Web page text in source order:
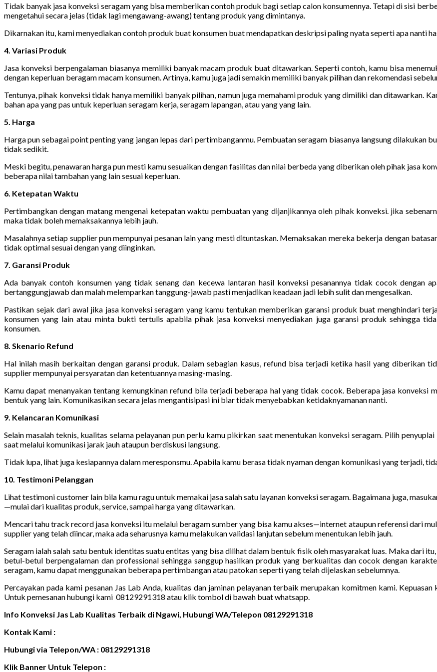
Tidak banyak jasa konveksi seragam yang bisa memberikan contoh produk bagi setiap calon konsumennya. Tetapi di sisi
mengetahui secara jelas (tidak lagi mengawang-awang) tentang produk yang dimintanya.
Dikarnakan itu, kami menyediakan contoh produk buat konsumen buat mendapatkan deskripsi paling nyata seperti apa nanti
4. Variasi Produk
Jasa konveksi berpengalaman biasanya memiliki banyak macam produk buat ditawarkan. Seperti contoh, kamu bisa
dengan keperluan beragam macam konsumen. Artinya, kamu juga jadi semakin memiliki banyak pilihan dan rekomendasi
Tentunya, pihak konveksi tidak hanya memiliki banyak pilihan, namun juga memahami produk yang dimiliki dan ditawarkan.
bahan apa yang pas untuk keperluan seragam kerja, seragam lapangan, atau yang yang lain.
5. Harga
Harga pun sebagai point penting yang jangan lepas dari pertimbanganmu. Pembuatan seragam biasanya langsung dilakukan
tidak sedikit.
Meski begitu, penawaran harga pun mesti kamu sesuaikan dengan fasilitas dan nilai berbeda yang diberikan oleh pihak jasa
beberapa nilai tambahan yang lain sesuai keperluan.
6. Ketepatan Waktu
Pertimbangkan dengan matang mengenai ketepatan waktu pembuatan yang dijanjikannya oleh pihak konveksi. jika
maka tidak boleh memaksakannya lebih jauh.
Masalahnya setiap supplier pun mempunyai pesanan lain yang mesti dituntaskan. Memaksakan mereka bekerja dengan
tidak optimal sesuai dengan yang diinginkan.
7. Garansi Produk
Ada banyak contoh konsumen yang tidak senang dan kecewa lantaran hasil konveksi pesanannya tidak cocok dengan
bertanggungjawab dan malah melemparkan tanggung-jawab pasti menjadikan keadaan jadi lebih sulit dan mengesalkan.
Pastikan sejak dari awal jika jasa konveksi seragam yang kamu tentukan memberikan garansi produk buat menghindari
konsumen yang lain atau minta bukti tertulis apabila pihak jasa konveksi menyediakan juga garansi produk sehingga
konsumen.
8. Skenario Refund
Hal inilah masih berkaitan dengan garansi produk. Dalam sebagian kasus, refund bisa terjadi ketika hasil yang diberikan
supplier mempunyai persyaratan dan ketentuannya masing-masing.
Kamu dapat menanyakan tentang kemungkinan refund bila terjadi beberapa hal yang tidak cocok. Beberapa jasa
bentuk yang lain. Komunikasikan secara jelas mengantisipasi ini biar tidak menyebabkan ketidaknyamanan nanti.
9. Kelancaran Komunikasi
Selain masalah teknis, kualitas selama pelayanan pun perlu kamu pikirkan saat menentukan konveksi seragam. Pilih
saat melalui komunikasi jarak jauh ataupun berdiskusi langsung.
Tidak lupa, lihat juga kesiapannya dalam meresponsmu. Apabila kamu berasa tidak nyaman dengan komunikasi yang terjadi,
10. Testimoni Pelanggan
Lihat testimoni customer lain bila kamu ragu untuk memakai jasa salah satu layanan konveksi seragam. Bagaimana juga,
—mulai dari kualitas produk, service, sampai harga yang ditawarkan.
Mencari tahu track record jasa konveksi itu melalui beragam sumber yang bisa kamu akses—internet ataupun referensi dari
supplier yang telah diincar, maka ada seharusnya kamu melakukan validasi lanjutan sebelum menentukan lebih jauh.
Seragam ialah salah satu bentuk identitas suatu entitas yang bisa dilihat dalam bentuk fisik oleh masyarakat luas. Maka dari
betul-betul berpengalaman dan professional sehingga sanggup hasilkan produk yang berkualitas dan cocok dengan
seragam, kamu dapat menggunakan beberapa pertimbangan atau patokan seperti yang telah dijelaskan sebelumnya.
Percayakan pada kami pesanan Jas Lab Anda, kualitas dan jaminan pelayanan terbaik merupakan komitmen kami.
Untuk pemesanan hubungi kami 08129291318 atau klik tombol di bawah buat whatsapp.
Info Konveksi Jas Lab Kualitas Terbaik di Ngawi, Hubungi WA/Telepon 08129291318
Kontak Kami :
Hubungi via Telepon/WA : 08129291318
Klik Banner Untuk Telepon :